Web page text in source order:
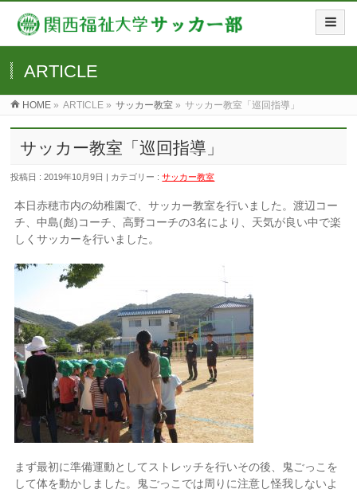
ARTICLE
HOME » ARTICLE » サッカー教室 » サッカー教室「巡回指導」
サッカー教室「巡回指導」
投稿日 : 2019年10月9日 | カテゴリー :サッカー教室
本日赤穂市内の幼稚園で、サッカー教室を行いました。渡辺コー
チ、中島(彪)コーチ、高野コーチの3名により、天気が良い中で楽
しくサッカーを行いました。
まず最初に準備運動としてストレッチを行いその後、鬼ごっこを
して体を動かしました。鬼ごっこでは周りに注意し怪我しないよ